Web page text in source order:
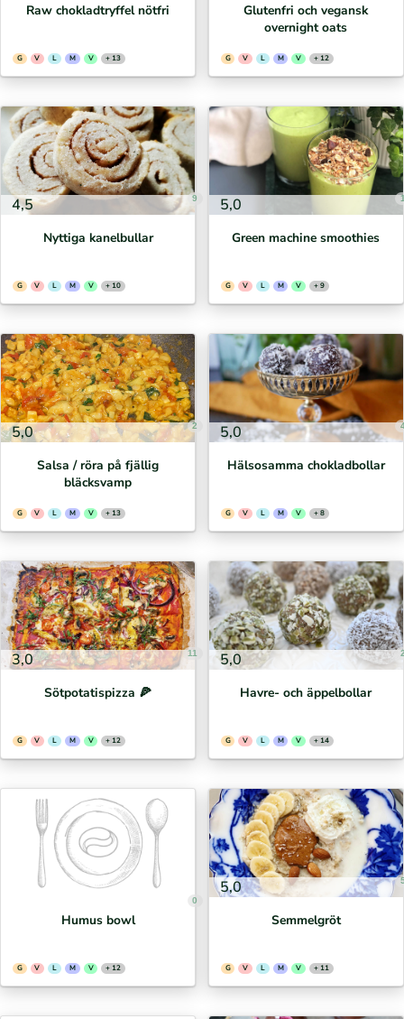
Raw chokladtryffel nötfri
G V L M V + 13
Glutenfri och vegansk
overnight oats
G V L M V + 12
4,5 9
Nyttiga kanelbullar
G V L M V + 10
5,0
Green machine smoothies
G V L M V + 9
5,0 2
Salsa / röra på fjällig
bläcksvamp
G V L M V + 13
5,0
Hälsosamma chokladbollar
G V L M V + 8
3,0 11
Sötpotatispizza 🍕⁣
G V L M V + 12
5,0
Havre- och äppelbollar
G V L M V + 14
0
Humus bowl
G V L M V + 12
5,0
Semmelgröt
G V L M V + 11